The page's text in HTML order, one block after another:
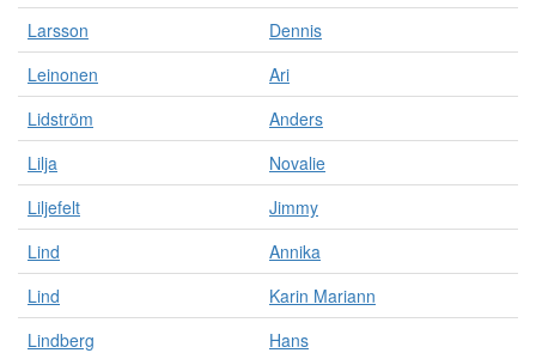
Larsson
Dennis
Leinonen
Ari
Lidström
Anders
Lilja
Novalie
Liljefelt
Jimmy
Lind
Annika
Lind
Karin Mariann
Lindberg
Hans